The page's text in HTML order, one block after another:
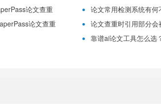
论文查重
论文常用检测系统有何
论文查重
论文查重时引用部分会
靠谱ai论文工具怎么选